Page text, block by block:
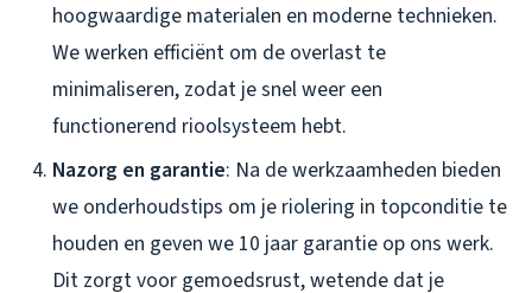
hoogwaardige materialen en moderne technieken.
We werken efficiënt om de overlast te
minimaliseren, zodat je snel weer een
functionerend rioolsysteem hebt.
Nazorg en garantie: Na de werkzaamheden bieden
we onderhoudstips om je riolering in topconditie te
houden en geven we 10 jaar garantie op ons werk.
Dit zorgt voor gemoedsrust, wetende dat je